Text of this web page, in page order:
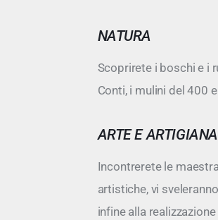
NATURA
Scoprirete i boschi e i
Conti, i mulini del 400
ARTE E
Incontrerete le
artistiche, vi
infine alla